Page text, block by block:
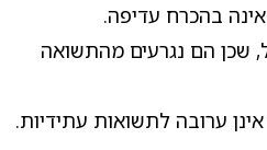
אינה בהכרח עדיפה.
שכן הם נגרעים מהתשואה
ערובה לתשואות עתידיות.